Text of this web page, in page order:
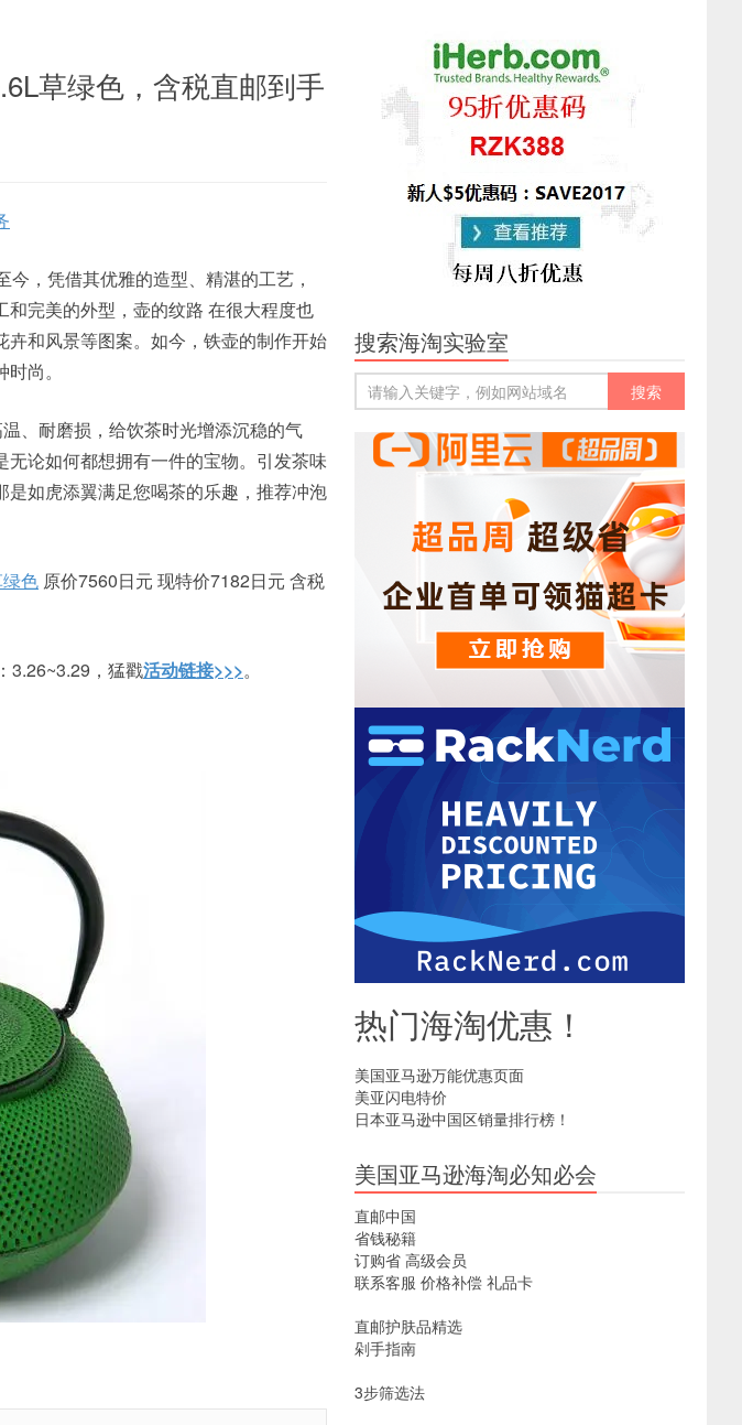
草绿色，含税直邮到手
，凭借其优雅的造型、精湛的工艺，
完美的外型，壶的纹路 在很大程度也
和风景等图案。如今，铁壶的制作开始
尚。
、耐磨损，给饮茶时光增添沉稳的气
论如何都想拥有一件的宝物。引发茶味
如虎添翼满足您喝茶的乐趣，推荐冲泡
色 原价7560日元 现特价7182日元 含税
3.26~3.29，猛戳活动链接>>>。
搜索海淘实验室
热门海淘优惠！
美国亚马逊万能优惠页面
美亚闪电特价
日本亚马逊中国区销量排行榜！
美国亚马逊海淘必知必会
直邮中国
省钱秘籍
订购省 高级会员
联系客服 价格补偿 礼品卡
直邮护肤品精选
剁手指南
3步筛选法